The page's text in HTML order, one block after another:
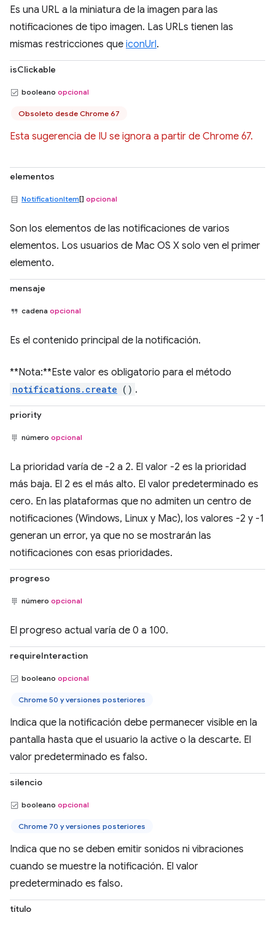
Es una URL a la miniatura de la imagen para las
notificaciones de tipo imagen. Las URLs tienen las
mismas restricciones que iconUrl.
isClickable
booleano opcional
Obsoleto desde Chrome 67
Esta sugerencia de IU se ignora a partir de Chrome 67.
elementos
NotificationItem[] opcional
Son los elementos de las notificaciones de varios
elementos. Los usuarios de Mac OS X solo ven el primer
elemento.
mensaje
cadena opcional
Es el contenido principal de la notificación.
**Nota:**Este valor es obligatorio para el método
notifications.create () .
priority
número opcional
La prioridad varía de -2 a 2. El valor -2 es la prioridad
más baja. El 2 es el más alto. El valor predeterminado es
cero. En las plataformas que no admiten un centro de
notificaciones (Windows, Linux y Mac), los valores -2 y -1
generan un error, ya que no se mostrarán las
notificaciones con esas prioridades.
progreso
número opcional
El progreso actual varía de 0 a 100.
requireInteraction
booleano opcional
Chrome 50 y versiones posteriores
Indica que la notificación debe permanecer visible en la
pantalla hasta que el usuario la active o la descarte. El
valor predeterminado es falso.
silencio
booleano opcional
Chrome 70 y versiones posteriores
Indica que no se deben emitir sonidos ni vibraciones
cuando se muestre la notificación. El valor
predeterminado es falso.
título